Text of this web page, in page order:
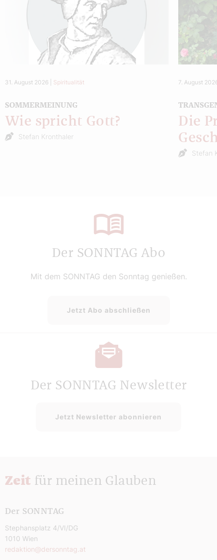
31. August 2026 Spiritualität
SOMMERMEINUNG
Wie spricht Gott?
Stefan Kronthaler
7. August
Die
Stefan
Der SONNTAG Abo
Mit dem SONNTAG den Sonntag genießen.
Jetzt Abo abschließen
Der SONNTAG Newsletter
Jetzt Newsletter abonnieren
Zeit für meinen Glauben
Der SONNTAG
Stephansplatz 4/VI/DG
1010 Wien
redaktion@dersonntag.at